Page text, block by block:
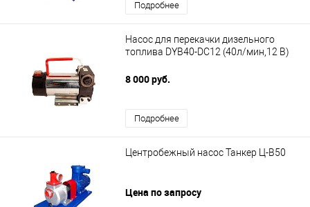
Подробнее
Насос для перекачки дизельного
топлива DYB40-DC12 (40л/мин,12 В)
8 000 руб.
Подробнее
Центробежный насос Танкер Ц-В50
Цена по запросу